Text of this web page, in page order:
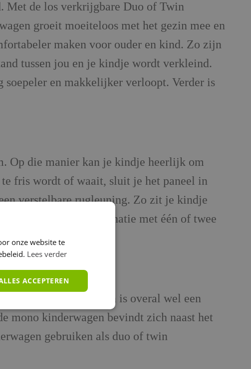
Met de los verkrijgbare Duo of Twin
groeit moeiteloos met het gezin mee en
maken voor ouder en kind. Zo zijn
tussen jou en je kindje wordt verkleind.
soepeler en makkelijker verloopt. Verder is
Op die manier kan je kindje heerlijk om
fris wordt of waait, sluit je het paneel in
verstelbare rugleuning. Zo zit je kindje
worden in combinatie met één of twee
opbergmogelijkheden is overal wel een
mono kinderwagen bevindt zich naast het
gebruiken als duo of twin
onze website te
Lees verder
ACCEPTEREN